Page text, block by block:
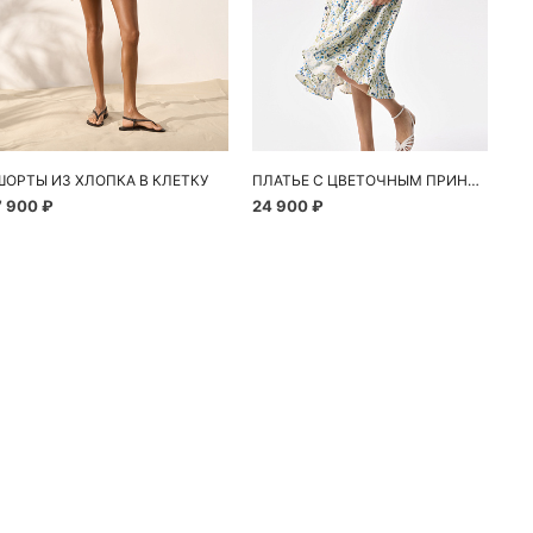
ИЗ ХЛОПКА В КЛЕТКУ
900 ₽
ПЛАТЬЕ С ЦВЕТОЧНЫМ ПРИНТОМ
24 900 ₽